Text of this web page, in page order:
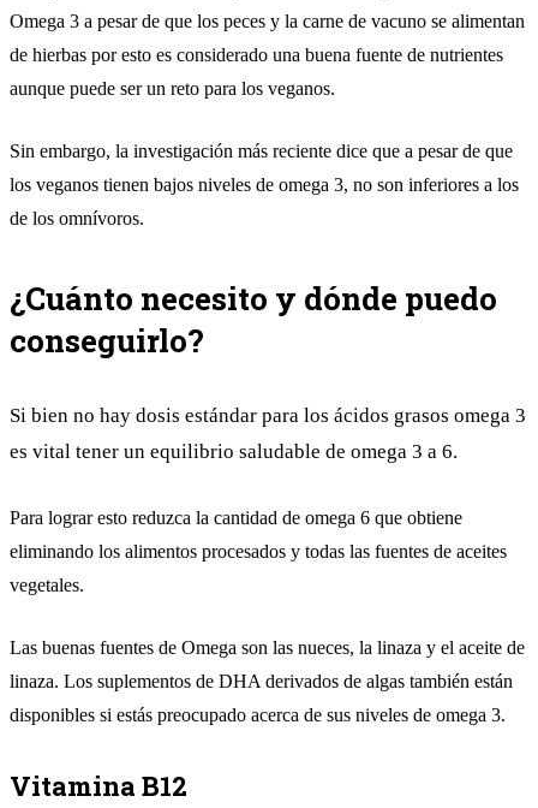
Omega 3 a pesar de que los peces y la carne de vacuno se alimentan
de hierbas por esto es considerado una buena fuente de nutrientes
aunque puede ser un reto para los veganos.
Sin embargo, la investigación más reciente dice que a pesar de que
los veganos tienen bajos niveles de omega 3, no son inferiores a los
de los omnívoros.
¿Cuánto necesito y dónde puedo
conseguirlo?
Si bien no hay dosis estándar para los ácidos grasos omega 3
es vital tener un equilibrio saludable de omega 3 a 6.
Para lograr esto reduzca la cantidad de omega 6 que obtiene
eliminando los alimentos procesados ​​y todas las fuentes de aceites
vegetales.
Las buenas fuentes de Omega son las nueces, la linaza y el aceite de
linaza. Los suplementos de DHA derivados de algas también están
disponibles si estás preocupado acerca de sus niveles de omega 3.
Vitamina B12